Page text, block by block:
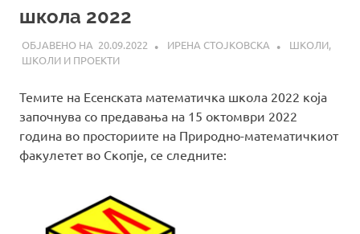
школа 2022
20.09.2022 ИРЕНА СТОЈКОВСКА ШКОЛИ,
ШКОЛИ И ПРОЕКТИ
Темите на Есенската математичка школа 2022 која
започнува со предавања на 15 октомври 2022
година во просториите на Природно-математичкиот
факулетет во Скопје, се следните: